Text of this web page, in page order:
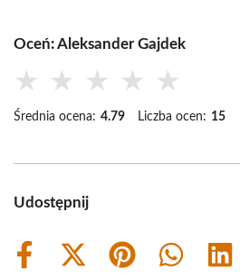
Oceń: Aleksander Gajdek
★ ★ ★ ★ ★
Średnia ocena: 4.79 Liczba ocen: 15
Udostępnij
Share
Share
Share
Share